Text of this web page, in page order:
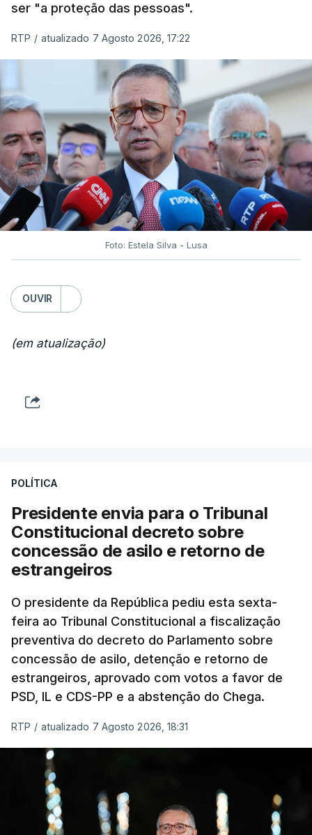
ser "a proteção das pessoas".
RTP / atualizado 7 Agosto 2026, 17:22
Foto: Estela Silva - Lusa
OUVIR
(em atualização)
POLÍTICA
Presidente envia para o Tribunal
Constitucional decreto sobre
concessão de asilo e retorno de
estrangeiros
O presidente da República pediu esta sexta-
feira ao Tribunal Constitucional a fiscalização
preventiva do decreto do Parlamento sobre
concessão de asilo, detenção e retorno de
estrangeiros, aprovado com votos a favor de
PSD, IL e CDS-PP e a abstenção do Chega.
RTP / atualizado 7 Agosto 2026, 18:31